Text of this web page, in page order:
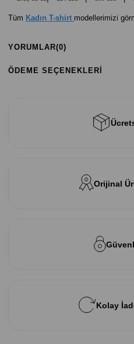
Tüm Kadın T-shirt modellerimizi
YORUMLAR(0)
ÖDEME SEÇENEKLERI
Orijinal
Kolay